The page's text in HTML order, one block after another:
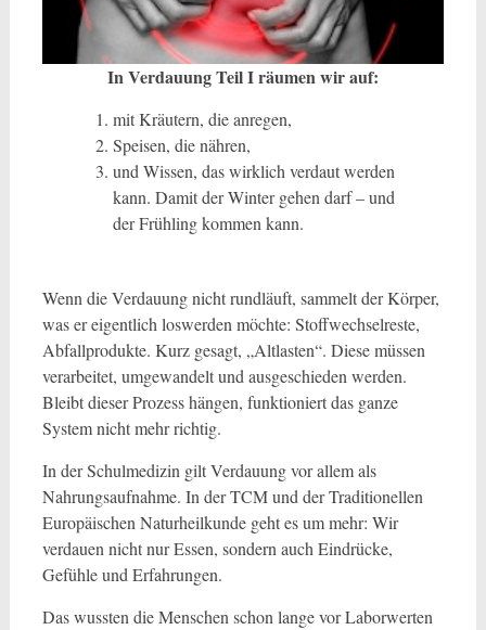
In Verdauung Teil I räumen wir auf:
mit Kräutern, die anregen,
Speisen, die nähren,
und Wissen, das wirklich verdaut werden
kann. Damit der Winter gehen darf – und
der Frühling kommen kann.
Wenn die Verdauung nicht rundläuft, sammelt der Körper,
was er eigentlich loswerden möchte: Stoffwechselreste,
Abfallprodukte. Kurz gesagt, „Altlasten“. Diese müssen
verarbeitet, umgewandelt und ausgeschieden werden.
Bleibt dieser Prozess hängen, funktioniert das ganze
System nicht mehr richtig.
In der Schulmedizin gilt Verdauung vor allem als
Nahrungsaufnahme. In der TCM und der Traditionellen
Europäischen Naturheilkunde geht es um mehr: Wir
verdauen nicht nur Essen, sondern auch Eindrücke,
Gefühle und Erfahrungen.
Das wussten die Menschen schon lange vor Laborwerten